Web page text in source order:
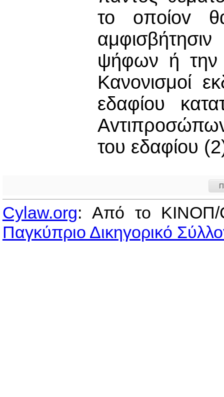
το oπoίov
ψήφων ή την
Κανονισμοί
εδαφίου
Αvτιπρoσώπωv
του εδαφίου
Cylaw.org: Από το
Παγκύπριο Δικηγορικό